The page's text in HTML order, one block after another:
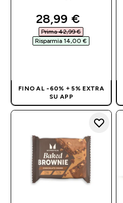
discounted price
28,99 €‎
Prima 42,99 €‎
Risparmia 14,00 €‎
FINO AL -60% + 5% EXTRA
SU APP